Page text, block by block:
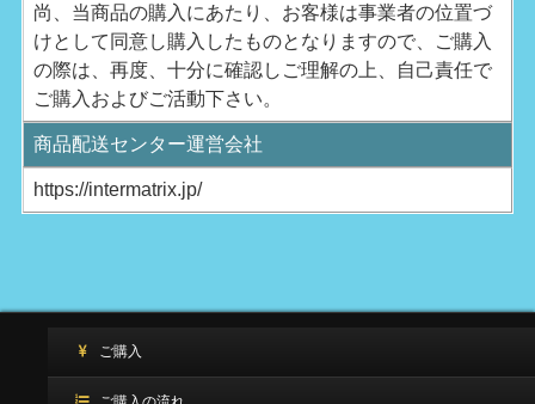
尚、当商品の購入にあたり、お客様は事業者の位置づ
けとして同意し購入したものとなりますので、ご購入
の際は、再度、十分に確認しご理解の上、自己責任で
ご購入およびご活動下さい。
商品配送センター運営会社
https://intermatrix.jp/
ご購入